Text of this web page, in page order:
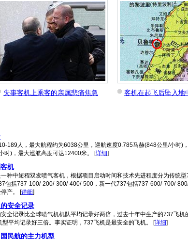
失事客机上乘客的亲属悲痛焦急 客机在起飞后坠入地
189人，最大航程约为6038公里，巡航速度0.785马赫(848公里/小时)
时)，最大巡航高度可达12400米。 [详细]
机
种中短程双发喷气客机，根据项目启动时间和技术先进程度分为传统
包括737-100/-200/-300/-400/-500，新一代737包括737-600/-700/-
产。 [详细]
安全记录
全记录比全球喷气机机队平均记录好两倍，过去十年中生产的737飞机
型平均记录好三倍。事实证明，737飞机是最安全的飞机。 [详细]
民航的主力机型